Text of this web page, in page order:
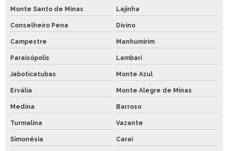
Monte Santo de Minas Lajinha
Conselheiro Pena Divino
Campestre Manhumirim
Paraisópolis Lambari
Jaboticatubas Monte Azul
Ervália Monte Alegre de Minas
Medina Barroso
Turmalina Vazante
Simonésia Caraí